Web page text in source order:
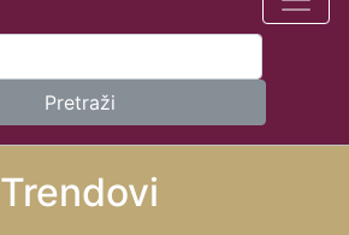
Trendovi